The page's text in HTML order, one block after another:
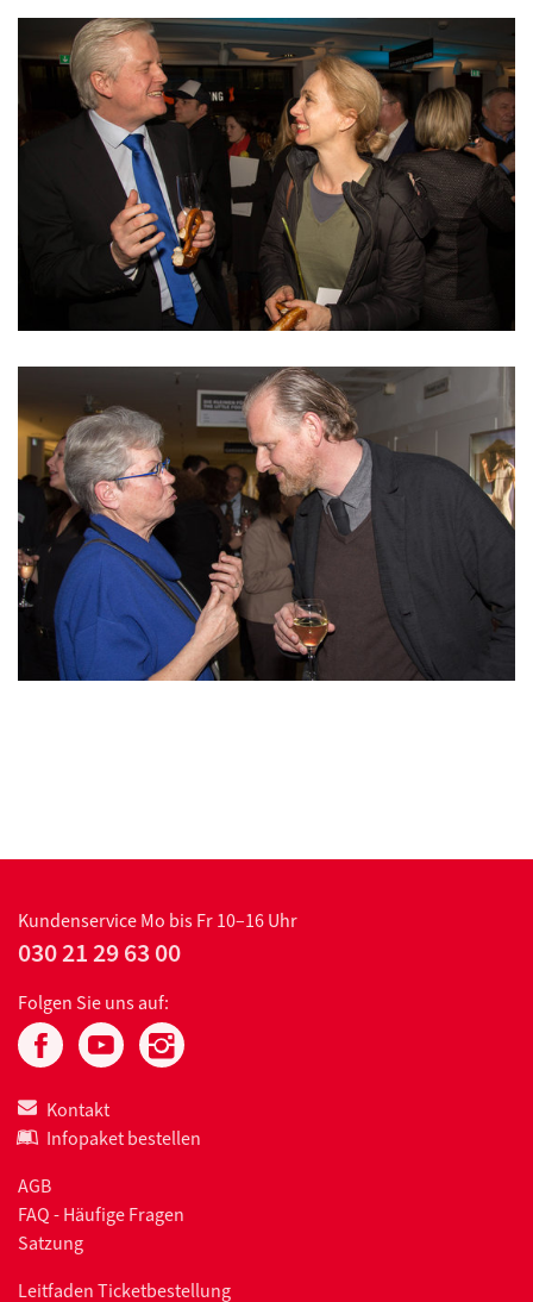
KundenserviceMo bis Fr 10–16 Uhr
030 21 29 63 00
Folgen Sie uns auf:
Kontakt
Infopaket bestellen
AGB
FAQ - Häufige Fragen
Satzung
Leitfaden Ticketbestellung